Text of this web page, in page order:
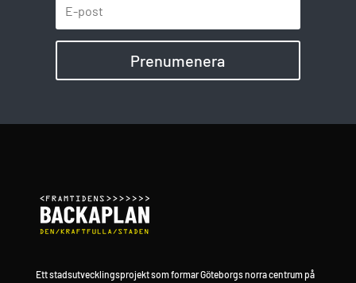
Prenumenera
Ett stadsutvecklingsprojekt som formar Göteborgs norra centrum på